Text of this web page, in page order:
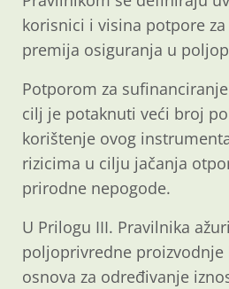
korisnici i visina potpore
premija osiguranja u
Potporom za
cilj je potaknuti veći broj
korištenje ovog
rizicima u cilju jačanja
prirodne nepogode.
U Prilogu III. Pravilnika
poljoprivredne proizvodnje
osnova za određivanje